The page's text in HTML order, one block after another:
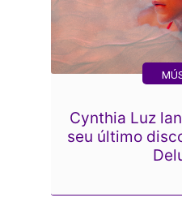
Cynthia Luz
seu último